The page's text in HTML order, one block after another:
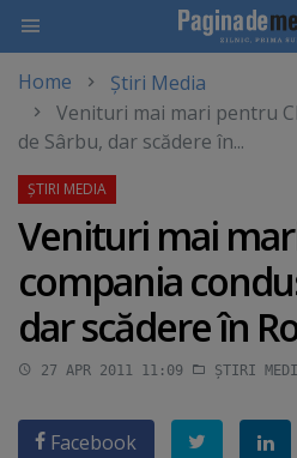
main
content
Home
Știri Media
Venituri mai mari pentru
de Sârbu, dar scădere în...
Venituri mai
compania
dar scădere în
27 APR 2011 11:09 ȘTIRI
Facebook